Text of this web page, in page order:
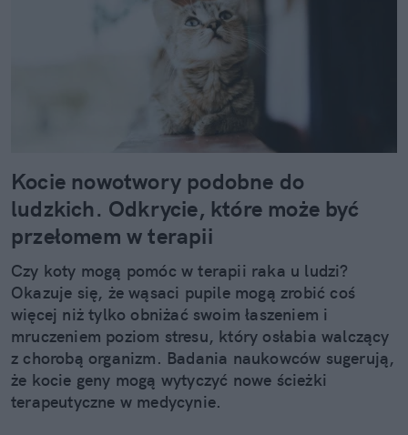
Kocie nowotwory podobne do
ludzkich. Odkrycie, które może być
przełomem w terapii
Czy koty mogą pomóc w terapii raka u ludzi?
Okazuje się, że wąsaci pupile mogą zrobić coś
więcej niż tylko obniżać swoim łaszeniem i
mruczeniem poziom stresu, który osłabia walczący
z chorobą organizm. Badania naukowców sugerują,
że kocie geny mogą wytyczyć nowe ścieżki
terapeutyczne w medycynie.